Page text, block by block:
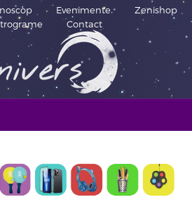
Evenimente
Zenishop
Contact